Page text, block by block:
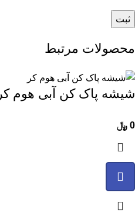
محصولات مرتبط
شیشه پاک کن آبی هوم کر
0 ﷼